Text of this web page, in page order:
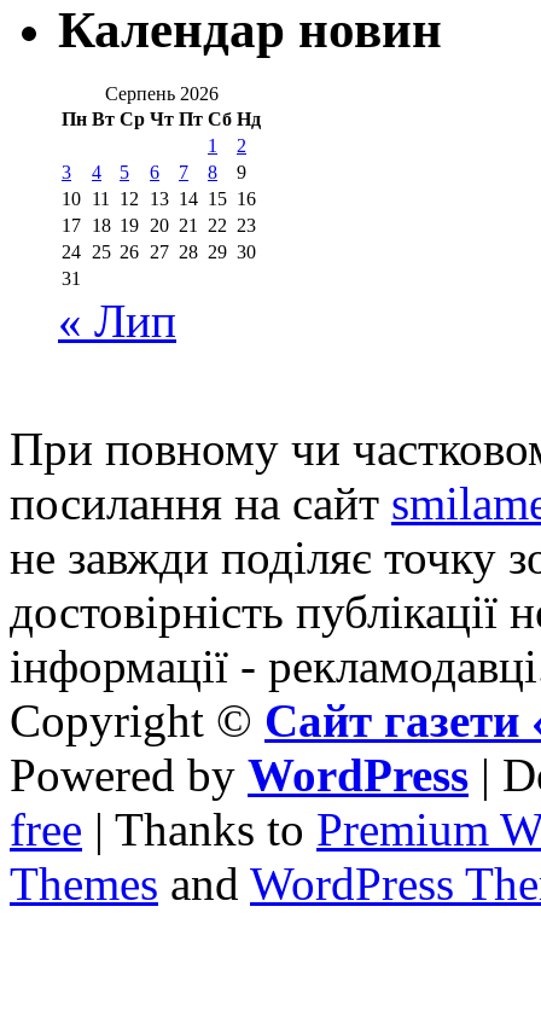
Календар новин
Серпень 2026
Пн Вт Ср Чт Пт Сб Нд
1
2
3
4 5 6 7 8
9
10 11 12 13 14 15 16
17 18 19 20 21 22 23
24 25 26 27 28 29 30
31
« Лип
При повному чи
посилання на сайт
не завжди поділяє точку
достовірність публікації
інформації -
Copyright © Сайт
Powered by WordPress |
free | Thanks to Premium
Themes and WordPress